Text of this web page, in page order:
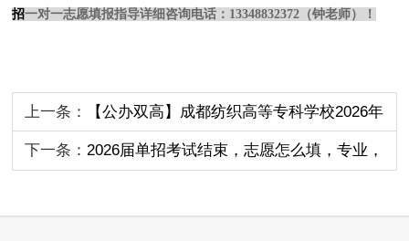
招一对一志愿填报指导详细咨询电话： 13348832372（钟老师）！
上一条： 【公办双高】成都纺织高等专科学校2026年
高职单招简章（附25年单招分数线）
下一条：2026届单招考试结束，志愿怎么填，专业，